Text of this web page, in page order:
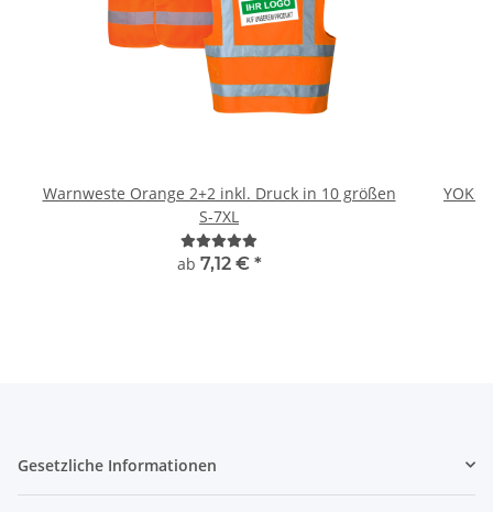
Warnweste Orange 2+2 inkl. Druck in 10 größen
S-7XL
ab 7,12 € *
Gesetzliche Informationen